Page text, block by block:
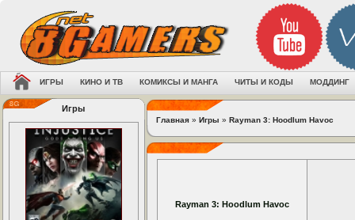
ИГРЫ КИНО И ТВ КОМИКСЫ И МАНГА ЧИТЫ И КОДЫ МОДДИНГ
Игры
Главная » Игры » Rayman 3: Hoodlum Havoc
Rayman 3: Hoodlum Havoc